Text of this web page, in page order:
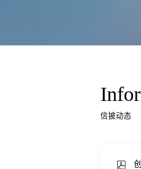
信披动态